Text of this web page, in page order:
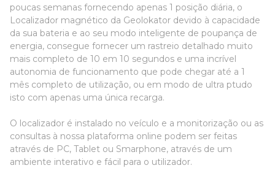
poucas semanas fornecendo apenas 1 posição diária, o
Localizador magnético da Geolokator devido à capacidade
da sua bateria e ao seu modo inteligente de poupança de
energia, consegue fornecer um rastreio detalhado muito
mais completo de 10 em 10 segundos e uma incrível
autonomia de funcionamento que pode chegar até a 1
mês completo de utilização, ou em modo de ultra ptudo
isto com apenas uma única recarga.
O localizador é instalado no veículo e a monitorização ou as
consultas à nossa plataforma online podem ser feitas
através de PC, Tablet ou Smarphone, através de um
ambiente interativo e fácil para o utilizador.